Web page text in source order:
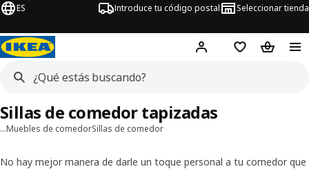
ES Introduce tu código postal Seleccionar tienda
Hej! Inicia sesión
FavoritosBolsa de
…Muebles de comedorSillas de comedor
Sillas de comedor tapizadas
No hay mejor manera de darle un toque personal a tu comedor que